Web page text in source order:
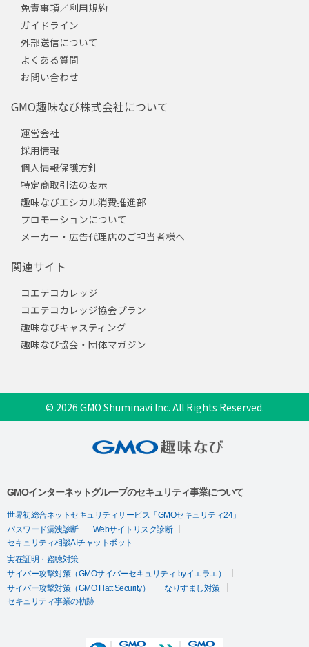
免責事項／利用規約
ガイドライン
外部送信について
よくある質問
お問い合わせ
GMO趣味なび株式会社について
運営会社
採用情報
個人情報保護方針
特定商取引法の表示
趣味なびエシカル消費推進部
プロモーションについて
メーカー・広告代理店のご担当者様へ
関連サイト
コエテコカレッジ
コエテコカレッジ協会プラン
趣味なびキャスティング
趣味なび協会・団体マガジン
© 2026 GMO Shuminavi Inc. All Rights Reserved.